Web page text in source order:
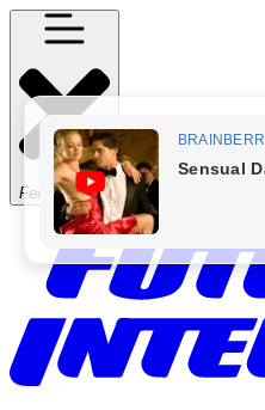
Fechar Menu